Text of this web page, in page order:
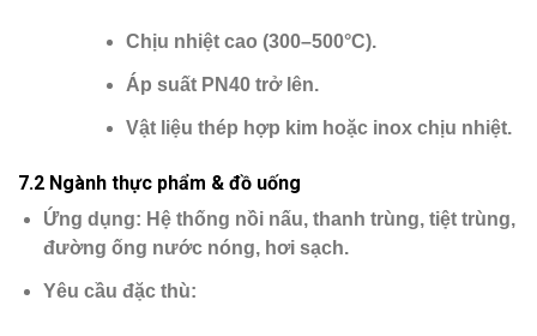
Chịu nhiệt cao (300–500°C).
Áp suất PN40 trở lên.
Vật liệu thép hợp kim hoặc inox chịu nhiệt.
7.2 Ngành thực phẩm & đồ uống
Ứng dụng: Hệ thống nồi nấu, thanh trùng, tiệt trùng,
đường ống nước nóng, hơi sạch.
Yêu cầu đặc thù: